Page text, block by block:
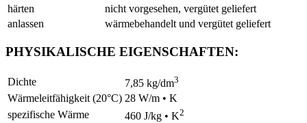
härten
nicht vorgesehen, vergütet geliefert
anlassen
wärmebehandelt und vergütet geliefert
PHYSIKALISCHE EIGENSCHAFTEN:
Dichte 7,85 kg/dm3
Wärmeleitfähigkeit (20°C) 28 W/m • K
spezifische Wärme
460 J/kg • K2